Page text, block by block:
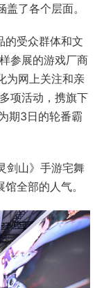
了各个层面。
的受众群体和文
参展的游戏厂商
为网上关注和亲
项活动，携旗下
期3日的轮番霸
剑山》手游宅舞
全部的人气。